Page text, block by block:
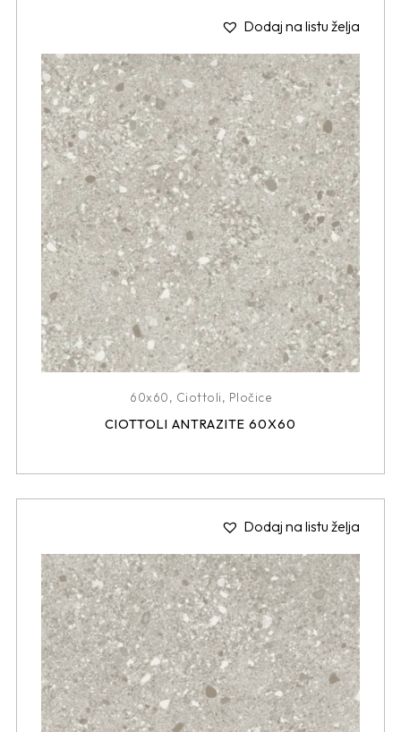
Dodaj na listu želja
60x60, Ciottoli, Pločice
CIOTTOLI ANTRAZITE 60X60
Dodaj na listu želja